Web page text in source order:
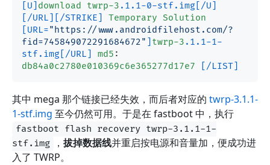
[U] download twrp-3 .1 .1-0-stf .img [/U]
[/URL] [/STRIKE] Temporary Solution
[URL="https://www.androidfilehost.com/?
fid=745849072291684672" ] twrp-3 .1 .1-1-
stf .img [/URL] md5
db84a0c2780e010369c6e365277d17e7
[/LIST]
其中 mega 那个链接已经失效，而后者对应的 twrp-3.1.1-
1-stf.img 至今仍然可用。于是在 fastboot 中，执行
fastboot flash recovery twrp-3.1.1-1-
stf.img
，拔掉数据线并重启按电源和音量加，便成功进
入了 TWRP。